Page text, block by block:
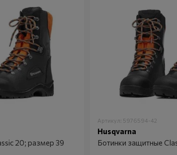
20; размер 39
Артикул: 5976594-42
Husqvarna
Ботинки защитные